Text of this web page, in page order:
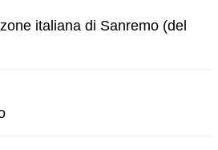
italiana di Sanremo (del